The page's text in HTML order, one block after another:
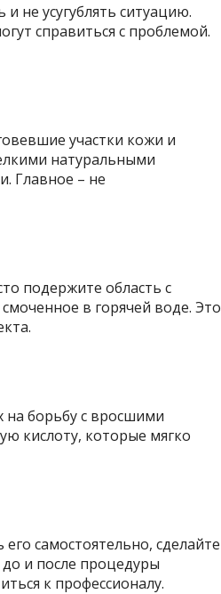
не усугублять ситуацию.
справиться с проблемой.
участки кожи и
натуральными
Главное – не
подержите область с
в горячей воде. Это
на борьбу с вросшими
кислоту, которые мягко
самостоятельно, сделайте
и после процедуры
к профессионалу.